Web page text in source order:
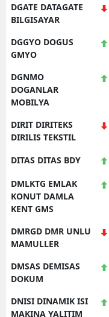
DGATE DATAGATE
BILGISAYAR
DGGYO DOGUS
GMYO
DGNMO
DOGANLAR
MOBILYA
DIRIT DIRITEKS
DIRILIS TEKSTIL
DITAS DITAS BDY
DMLKTG EMLAK
KONUT DAMLA
KENT GMS
DMRGD DMR UNLU
MAMULLER
DMSAS DEMISAS
DOKUM
DNISI DINAMIK ISI
MAKINA YALITIM